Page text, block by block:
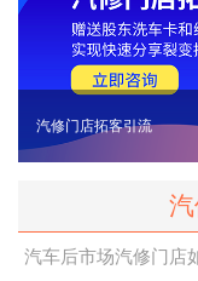
汽修门店拓客引流
汽车后市场汽修门店